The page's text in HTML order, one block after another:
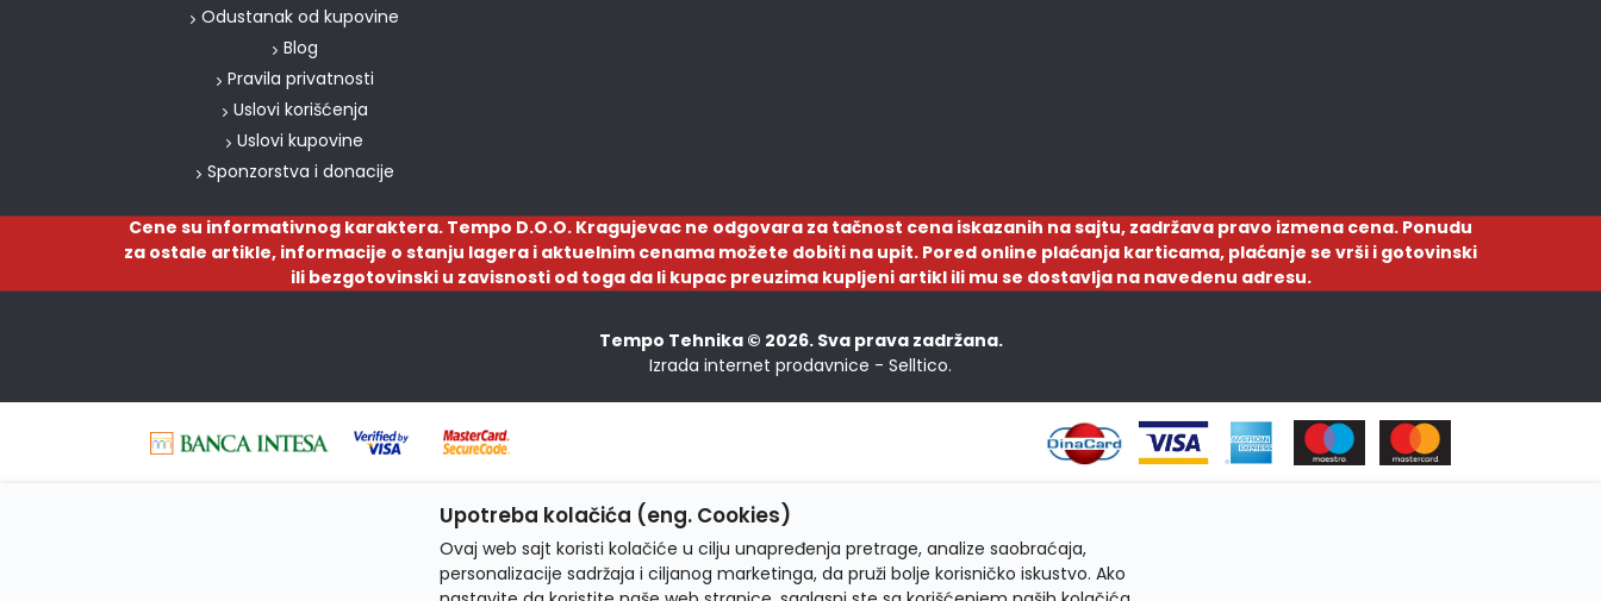
Odustanak od kupovine
Blog
Pravila privatnosti
Uslovi korišćenja
Uslovi kupovine
Sponzorstva i donacije
Cene su informativnog karaktera. Tempo D.O.O. Kragujevac ne odgovara za tačnost cena iskazanih na sajtu, zadržava pravo izmena cena. Ponudu
za ostale artikle, informacije o stanju lagera i aktuelnim cenama možete dobiti na upit. Pored online plaćanja karticama, plaćanje se vrši i gotovinski
ili bezgotovinski u zavisnosti od toga da li kupac preuzima kupljeni artikl ili mu se dostavlja na navedenu adresu.
Tempo Tehnika © 2026. Sva prava zadržana.
Izrada internet prodavnice - Selltico.
Upotreba kolačića (eng. Cookies)
Ovaj web sajt koristi kolačiće u cilju unapređenja pretrage, analize saobraćaja,
personalizacije sadržaja i ciljanog marketinga, da pruži bolje korisničko iskustvo. Ako